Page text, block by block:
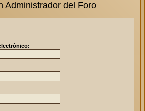
Administrador del Foro